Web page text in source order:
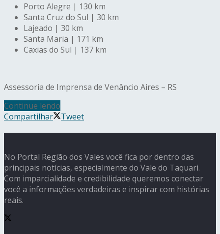
Porto Alegre | 130 km
Santa Cruz do Sul | 30 km
Lajeado | 30 km
Santa Maria | 171 km
Caxias do Sul | 137 km
Assessoria de Imprensa de Venâncio Aires – RS
Continue lendo
Compartilhar
Tweet
No Portal Região dos Vales você fica por dentro das
principais notícias, especialmente do Vale do Taquari.
Com imparcialidade e credibilidade queremos conectar
você a informações verdadeiras e inspirar com histórias
reais.